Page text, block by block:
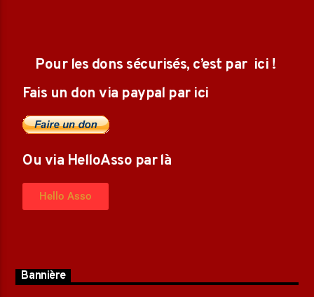
Pour les dons sécurisés, c’est par ici !
Fais un don via paypal par ici
Ou via HelloAsso par là
Hello Asso
Bannière